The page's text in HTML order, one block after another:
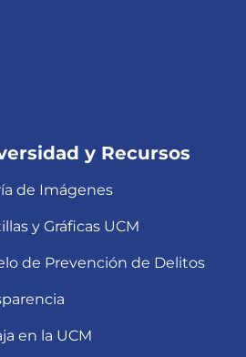
y Recursos
de Imágenes
y Gráficas UCM
de Prevención de Delitos
en la UCM